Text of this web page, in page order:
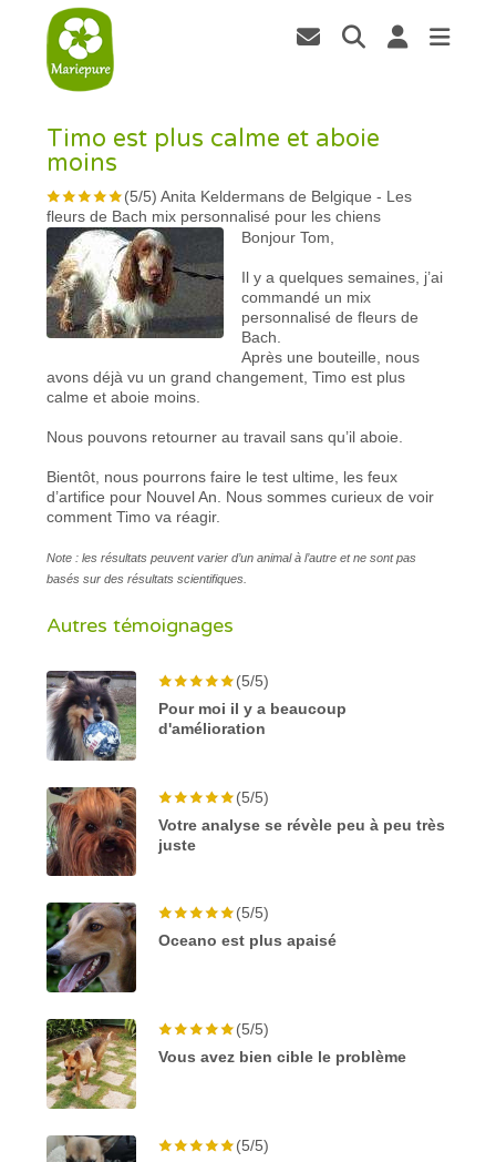
Timo est plus calme et aboie
moins
(5/5)Anita Keldermans de Belgique - Les
fleurs de Bach mix personnalisé pour les chiens
Bonjour Tom,
Il y a quelques semaines, j’ai
commandé un mix
personnalisé de fleurs de
Bach.
Après une bouteille, nous
avons déjà vu un grand changement, Timo est plus
calme et aboie moins.
Nous pouvons retourner au travail sans qu’il aboie.
Bientôt, nous pourrons faire le test ultime, les feux
d’artifice pour Nouvel An. Nous sommes curieux de voir
comment Timo va réagir.
Note : les résultats peuvent varier d’un animal à l’autre et ne sont pas
basés sur des résultats scientifiques.
Autres témoignages
(5/5)
Pour moi il y a beaucoup
d'amélioration
(5/5)
Votre analyse se révèle peu à peu très
juste
(5/5)
Oceano est plus apaisé
(5/5)
Vous avez bien cible le problème
(5/5)